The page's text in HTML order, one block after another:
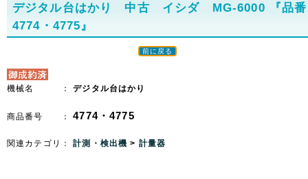
デジタル台はかり 中古 イシダ MG-6000
『品番
4774・4775』
前に戻る
機械名 ：デジタル台はかり
商品番号 ：4774・4775
関連カテゴリ：計測・検出機> 計量器